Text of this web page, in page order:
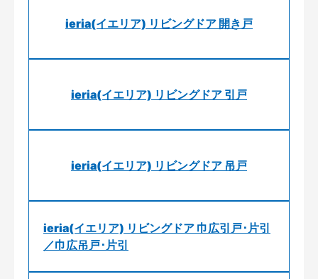
ieria(イエリア) リビングドア 開き戸
ieria(イエリア) リビングドア 引戸
ieria(イエリア) リビングドア 吊戸
ieria(イエリア) リビングドア 巾広引戸･片引
／巾広吊戸･片引